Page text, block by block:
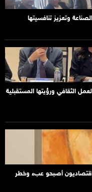
وتعزيز تنافسيتها
الثقافي ورؤيتها المستقبلية
أصبحو عبء وخطر